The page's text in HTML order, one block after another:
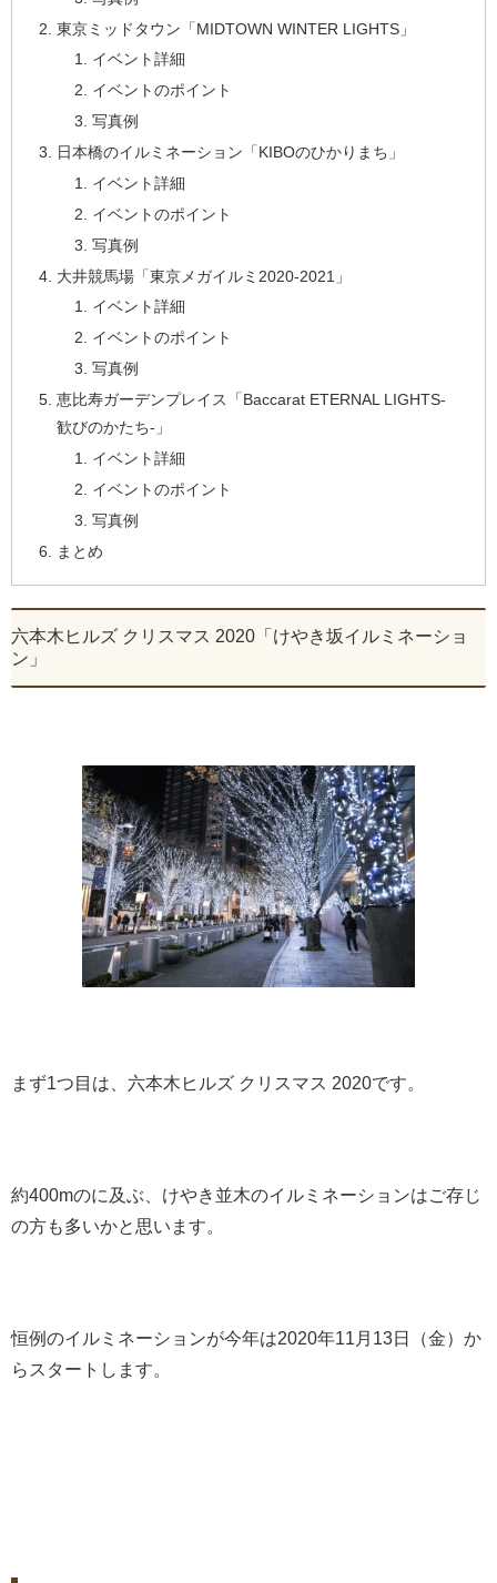
東京ミッドタウン「MIDTOWN WINTER LIGHTS」
イベント詳細
イベントのポイント
写真例
日本橋のイルミネーション「KIBOのひかりまち」
イベント詳細
イベントのポイント
写真例
大井競馬場「東京メガイルミ2020-2021」
イベント詳細
イベントのポイント
写真例
恵比寿ガーデンプレイス「Baccarat ETERNAL LIGHTS-
歓びのかたち-」
イベント詳細
イベントのポイント
写真例
まとめ
六本木ヒルズ クリスマス 2020「けやき坂イルミネーショ
ン」
まず1つ目は、六本木ヒルズ クリスマス 2020です。
約400mのに及ぶ、けやき並木のイルミネーションはご存じ
の方も多いかと思います。
恒例のイルミネーションが今年は2020年11月13日（金）か
らスタートします。